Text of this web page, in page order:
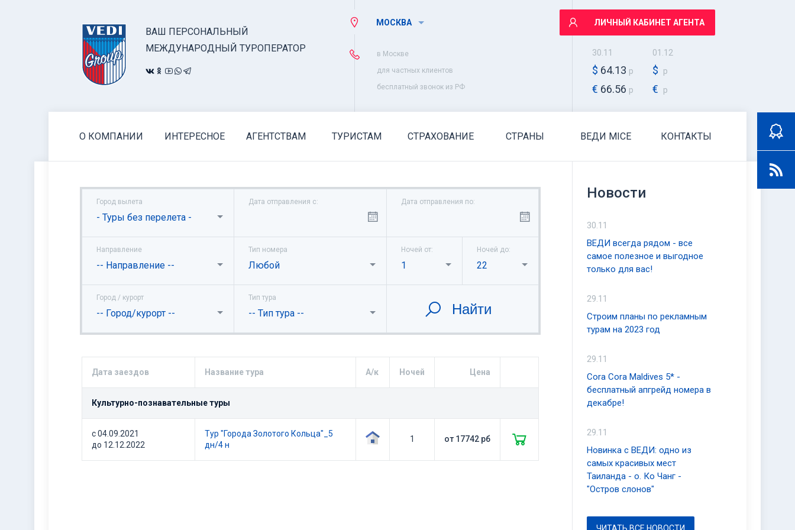
ВАШ ПЕРСОНАЛЬНЫЙ
МЕЖДУНАРОДНЫЙ ТУРОПЕРАТОР
МОСКВА
в Москве
для частных клиентов
бесплатный звонок из РФ
ЛИЧНЫЙ КАБИНЕТ АГЕНТА
30.11
$ 64.13 р
€ 66.56 р
01.12
$ р
€ р
О КОМПАНИИ ИНТЕРЕСНОЕ АГЕНТСТВАМ ТУРИСТАМ СТРАХОВАНИЕ СТРАНЫ ВЕДИ MICE КОНТАКТЫ
- Туры без перелета -
Город вылета Дата отправления с: Дата отправления по:
-- Направление --
Направление
Любой
Тип номера
1
Ночей от:
22
Ночей до:
-- Город/курорт --
Город / курорт
-- Тип тура --
Тип тура
Найти
Дата заездов Название тура А/к Ночей Цена
Культурно-познавательные туры
с 04.09.2021
до 12.12.2022
Тур "Города Золотого Кольца"_5
дн/4 н
1 от 17742 рб
Новости
30.11
ВЕДИ всегда рядом - все
самое полезное и выгодное
только для вас!
29.11
Строим планы по рекламным
турам на 2023 год
29.11
Cora Cora Maldives 5* -
бесплатный апгрейд номера в
декабре!
29.11
Новинка с ВЕДИ: одно из
самых красивых мест
Таиланда - о. Ко Чанг -
"Остров слонов"